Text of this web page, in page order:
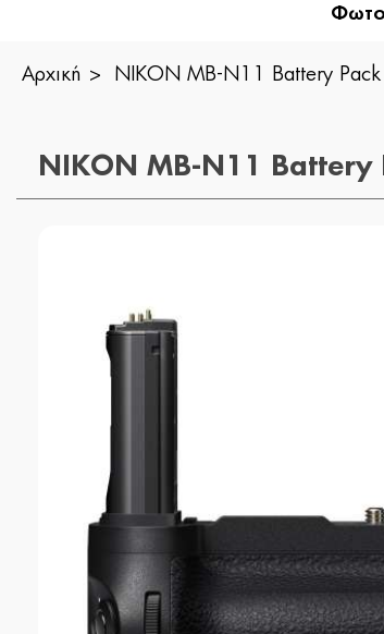
Αρχική NIKON MB-N11 Battery Pack
NIKON MB-N11 Battery